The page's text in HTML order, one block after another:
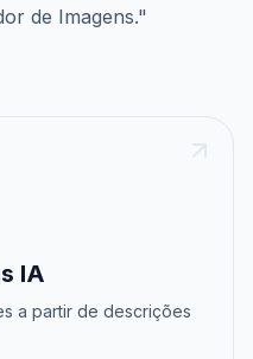
de Imagens."
IA
a partir de descrições